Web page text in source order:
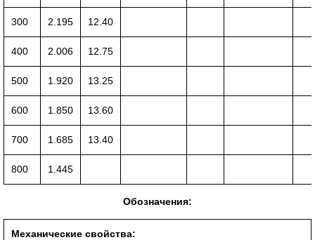
300 2.195 12.40
400 2.006 12.75
500 1.920 13.25
600 1.850 13.60
700 1.685 13.40
800 1.445
Обозначения:
Механические свойства: